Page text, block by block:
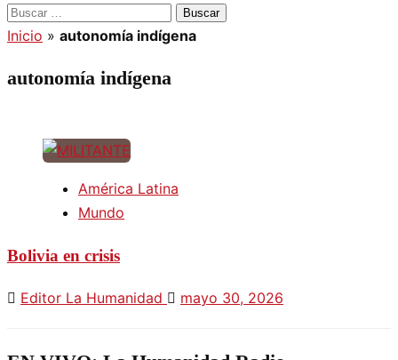
Buscar:
Inicio » autonomía indígena
autonomía indígena
América Latina
Mundo
Bolivia en crisis
Editor La Humanidad mayo 30, 2026